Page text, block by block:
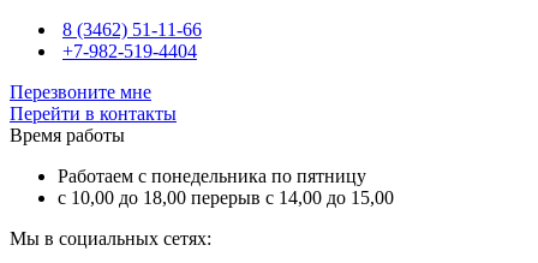
8 (3462) 51-11-66
+7-982-519-4404
Перезвоните мне
Перейти в контакты
Время работы
Работаем с понедельника по пятницу
с 10,00 до 18,00 перерыв с 14,00 до 15,00
Мы в социальных сетях: